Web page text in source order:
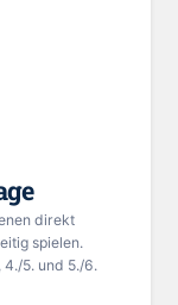
direkt
spielen.
4./5. und 5./6.